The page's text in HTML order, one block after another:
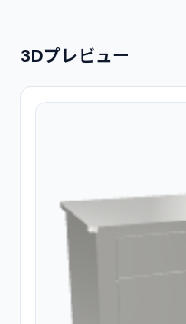
3Dプレビュー